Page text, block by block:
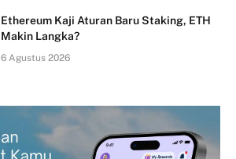
Ethereum Kaji Aturan Baru Staking, ETH
Makin Langka?
6 Agustus 2026